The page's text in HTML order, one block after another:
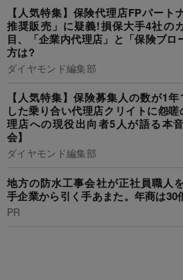
【人気特集】保険代理店FPパート
推奨販売」に疑義!損保大手4社の
目、「企業内代理店」と「保険ブロ
方は?
ダイヤモンド編集部
【人気特集】保険募集人の数が1
した乗り合い代理店クリイトに怨
理店への現役出向者5人が語る本
会】
ダイヤモンド編集部
地方の防水工事会社が正社員職人
手企業から引く手あまた。年商は30
PR